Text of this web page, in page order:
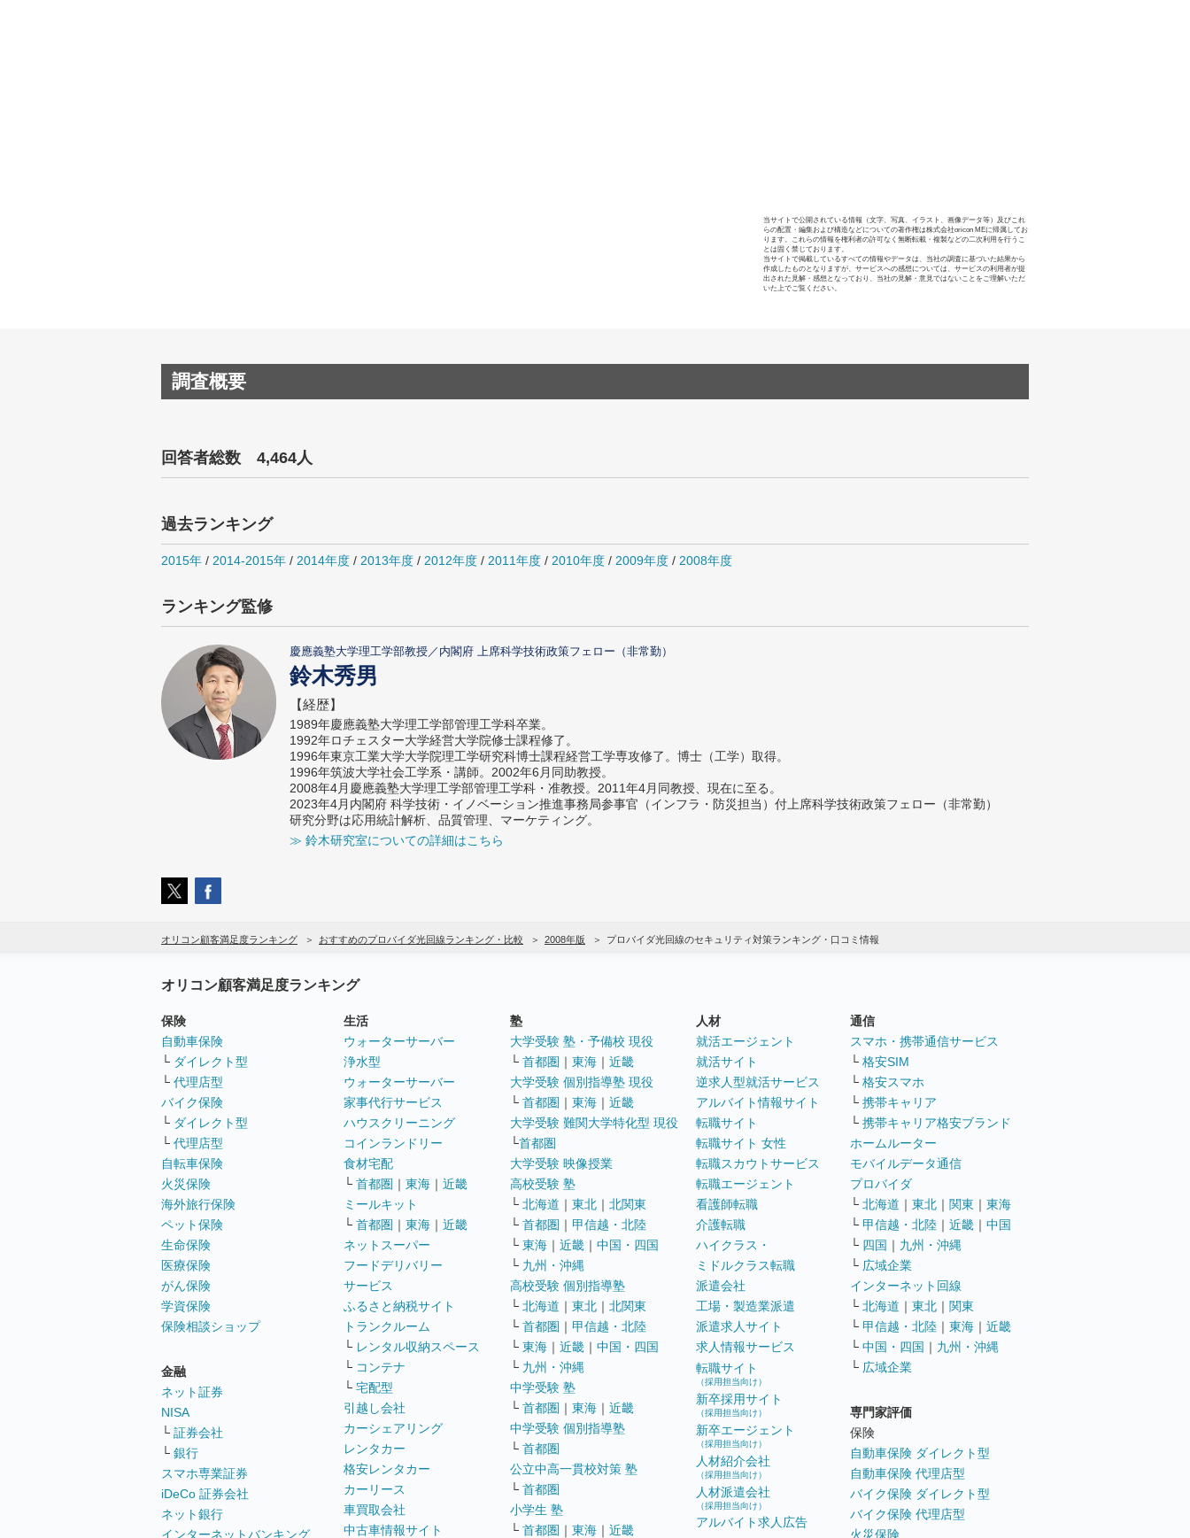
当サイトで公開されている情報（文字、写真、イラスト、画像データ等）及びこれ
らの配置・編集および構造などについての著作権は株式会社oricon MEに帰属してお
ります。これらの情報を権利者の許可なく無断転載・複製などの二次利用を行うこ
とは固く禁じております。
当サイトで掲載しているすべての情報やデータは、当社の調査に基づいた結果から
作成したものとなりますが、サービスへの感想については、サービスの利用者が提
出された見解・感想となっており、当社の見解・意見ではないことをご理解いただ
いた上でご覧ください。
調査概要
回答者総数 4,464人
過去ランキング
2015年 / 2014-2015年 / 2014年度 / 2013年度 / 2012年度 / 2011年度 / 2010年度 / 2009年度 / 2008年度
ランキング監修
慶應義塾大学理工学部教授／内閣府 上席科学技術政策フェロー（非常勤）
鈴木秀男
【経歴】
1989年慶應義塾大学理工学部管理工学科卒業。
1992年ロチェスター大学経営大学院修士課程修了。
1996年東京工業大学大学院理工学研究科博士課程経営工学専攻修了。博士（工学）取得。
1996年筑波大学社会工学系・講師。2002年6月同助教授。
2008年4月慶應義塾大学理工学部管理工学科・准教授。2011年4月同教授、現在に至る。
2023年4月内閣府 科学技術・イノベーション推進事務局参事官（インフラ・防災担当）付上席科学技術政策フェロー（非常勤）
研究分野は応用統計解析、品質管理、マーケティング。
≫ 鈴木研究室についての詳細はこちら
オリコン顧客満足度ランキング おすすめのプロバイダ光回線ランキング・比較 2008年版 プロバイダ光回線のセキュリティ対策ランキング・口コミ情報
オリコン顧客満足度ランキング
保険
自動車保険
└ ダイレクト型
└ 代理店型
バイク保険
└ ダイレクト型
└ 代理店型
自転車保険
火災保険
海外旅行保険
ペット保険
生命保険
医療保険
がん保険
学資保険
保険相談ショップ
金融
ネット証券
NISA
└ 証券会社
└ 銀行
スマホ専業証券
iDeCo 証券会社
ネット銀行
インターネットバンキング
生活
ウォーターサーバー
浄水型
ウォーターサーバー
家事代行サービス
ハウスクリーニング
コインランドリー
食材宅配
└ 首都圏 ｜ 東海 ｜ 近畿
ミールキット
└ 首都圏 ｜ 東海 ｜ 近畿
ネットスーパー
フードデリバリー
サービス
ふるさと納税サイト
トランクルーム
└ レンタル収納スペース
└ コンテナ
└ 宅配型
引越し会社
カーシェアリング
レンタカー
格安レンタカー
カーリース
車買取会社
中古車情報サイト
塾
大学受験 塾・予備校 現役
└ 首都圏 ｜ 東海 ｜ 近畿
大学受験 個別指導塾 現役
└ 首都圏 ｜ 東海 ｜ 近畿
大学受験 難関大学特化型 現役
└首都圏
大学受験 映像授業
高校受験 塾
└ 北海道 ｜ 東北 ｜ 北関東
└ 首都圏 ｜ 甲信越・北陸
└ 東海 ｜ 近畿 ｜ 中国・四国
└ 九州・沖縄
高校受験 個別指導塾
└ 北海道 ｜ 東北 ｜ 北関東
└ 首都圏 ｜ 甲信越・北陸
└ 東海 ｜ 近畿 ｜ 中国・四国
└ 九州・沖縄
中学受験 塾
└ 首都圏 ｜ 東海 ｜ 近畿
中学受験 個別指導塾
└ 首都圏
公立中高一貫校対策 塾
└ 首都圏
小学生 塾
└ 首都圏 ｜ 東海 ｜ 近畿
人材
就活エージェント
就活サイト
逆求人型就活サービス
アルバイト情報サイト
転職サイト
転職サイト 女性
転職スカウトサービス
転職エージェント
看護師転職
介護転職
ハイクラス・
ミドルクラス転職
派遣会社
工場・製造業派遣
派遣求人サイト
求人情報サービス
転職サイト
（採用担当向け）
新卒採用サイト
（採用担当向け）
新卒エージェント
（採用担当向け）
人材紹介会社
（採用担当向け）
人材派遣会社
（採用担当向け）
アルバイト求人広告
通信
スマホ・携帯通信サービス
└ 格安SIM
└ 格安スマホ
└ 携帯キャリア
└ 携帯キャリア格安ブランド
ホームルーター
モバイルデータ通信
プロバイダ
└ 北海道 ｜ 東北 ｜ 関東 ｜ 東海
└ 甲信越・北陸 ｜ 近畿 ｜ 中国
└ 四国 ｜ 九州・沖縄
└ 広域企業
インターネット回線
└ 北海道 ｜ 東北 ｜ 関東
└ 甲信越・北陸 ｜ 東海 ｜ 近畿
└ 中国・四国 ｜ 九州・沖縄
└ 広域企業
専門家評価
保険
自動車保険 ダイレクト型
自動車保険 代理店型
バイク保険 ダイレクト型
バイク保険 代理店型
火災保険